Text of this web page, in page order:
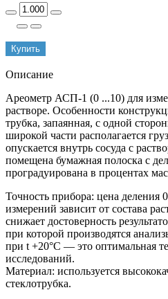
Купить
Описание
Ареометр АСП-1 (0 ...10) для
растворе. Особенности
трубка, запаянная, с одной
широкой части располагается
опускается внутрь сосуда с
помещена бумажная полоска с
проградуирована в процентах
Точность прибора: цена деления
измерений зависит от состава
снижает достоверность
при которой производятся
при t +20°С — это оптимальная
исследований.
Материал: используется
стеклотрубка.